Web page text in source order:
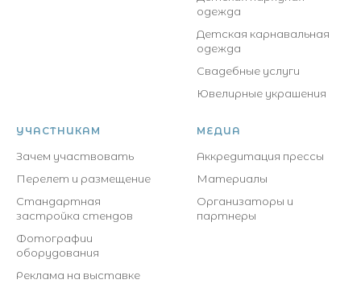
одежда
Детская карнавальная
одежда
Свадебные услуги
Ювелирные украшения
УЧАСТНИКАМ
Зачем участвовать
Перелет и размещение
Стандартная
застройка стендов
Фотографии
оборудования
Реклама на выставке
МЕДИА
Аккредитация прессы
Материалы
Организаторы и
партнеры